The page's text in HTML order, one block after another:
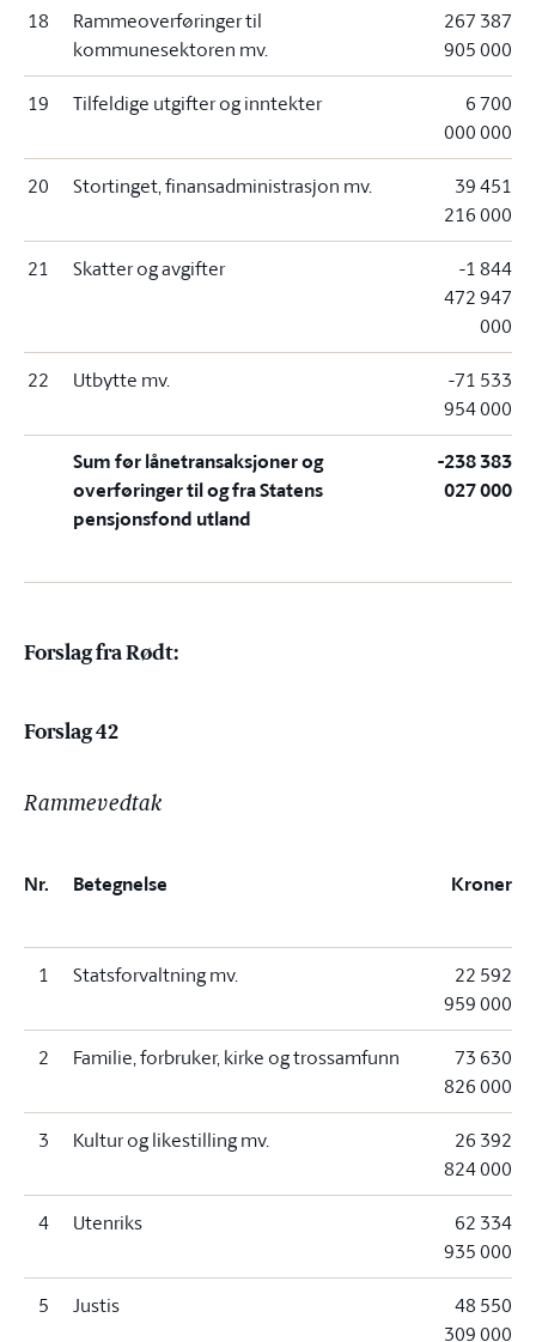
18
Rammeoverføringer til
kommunesektoren mv.
267 387
905 000
19 Tilfeldige utgifter og inntekter
6 700
000 000
20 Stortinget, finansadministrasjon mv.
39 451
216 000
21 Skatter og avgifter
-1 844
472 947
000
22 Utbytte mv.
-71 533
954 000
Sum før lånetransaksjoner og
overføringer til og fra Statens
pensjonsfond utland
-238 383
027 000
Forslag fra Rødt:
Forslag 42
Rammevedtak
Nr. Betegnelse Kroner
1 Statsforvaltning mv.
22 592
959 000
2 Familie, forbruker, kirke og trossamfunn
73 630
826 000
3 Kultur og likestilling mv.
26 392
824 000
4 Utenriks
62 334
935 000
5 Justis
48 550
309 000